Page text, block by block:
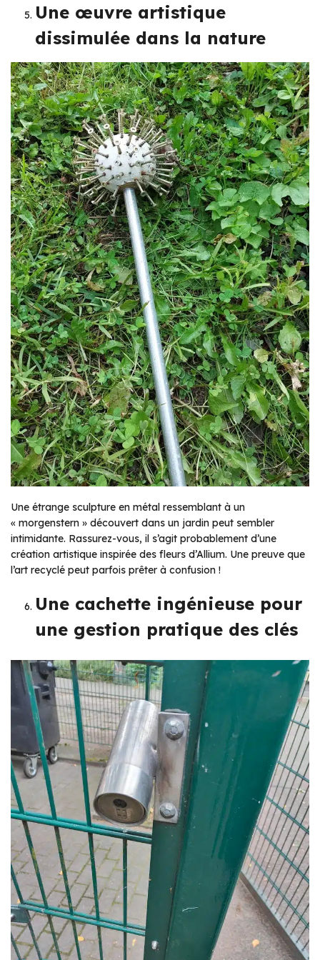
Une œuvre artistique
dissimulée dans la nature
Une étrange sculpture en métal ressemblant à un
« morgenstern » découvert dans un jardin peut sembler
intimidante. Rassurez-vous, il s’agit probablement d’une
création artistique inspirée des fleurs d’Allium. Une preuve que
l’art recyclé peut parfois prêter à confusion !
Une cachette ingénieuse pour
une gestion pratique des clés